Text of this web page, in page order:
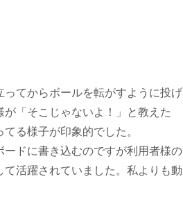
てからボールを転がすように投げ
「そこじゃないよ！」と教えた
る様子が印象的でした。
ドに書き込むのですが利用者様の
活躍されていました。私よりも動